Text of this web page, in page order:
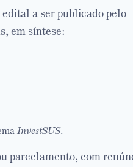
a ser publicado pelo
em síntese:
InvestSUS.
parcelamento, com